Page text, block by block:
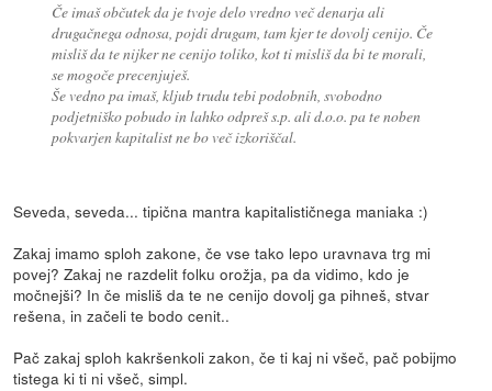
Če imaš občutek da je tvoje delo vredno več denarja ali
drugačnega odnosa, pojdi drugam, tam kjer te dovolj cenijo. Če
misliš da te nijker ne cenijo toliko, kot ti misliš da bi te morali,
se mogoče precenjuješ.
Še vedno pa imaš, kljub trudu tebi podobnih, svobodno
podjetniško pobudo in lahko odpreš s.p. ali d.o.o. pa te noben
pokvarjen kapitalist ne bo več izkoriščal.
Seveda, seveda... tipična mantra kapitalističnega maniaka :)
Zakaj imamo sploh zakone, če vse tako lepo uravnava trg mi
povej? Zakaj ne razdelit folku orožja, pa da vidimo, kdo je
močnejši? In če misliš da te ne cenijo dovolj ga pihneš, stvar
rešena, in začeli te bodo cenit..
Pač zakaj sploh kakršenkoli zakon, če ti kaj ni všeč, pač pobijmo
tistega ki ti ni všeč, simpl.